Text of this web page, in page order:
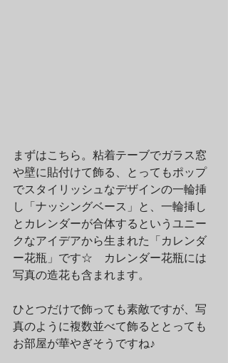
まずはこちら。粘着テーブでガラス窓
や壁に貼付けて飾る、とってもポップ
でスタイリッシュなデザインの一輪挿
し「ナッシングベース」と、一輪挿し
とカレンダーが合体するというユニー
クなアイデアから生まれた「カレンダ
ー花瓶」です☆　カレンダー花瓶には
写真の造花も含まれます。
ひとつだけで飾っても素敵ですが、写
真のように複数並べて飾るととっても
お部屋が華やぎそうですね♪